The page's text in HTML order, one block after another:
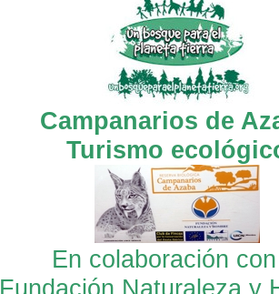
Campanarios de
Turismo
En colaboración
Fundación Naturaleza y